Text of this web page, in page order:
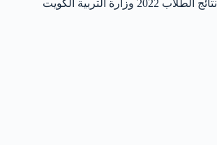
نتائج الطلاب 2022 وزارة التربية الكويت